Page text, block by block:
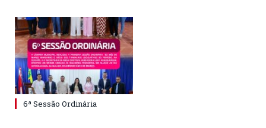
6ª Sessão Ordinária